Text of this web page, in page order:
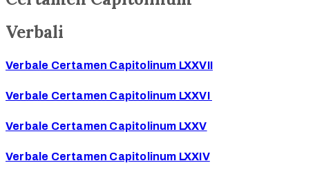
Verbali
Verbale Certamen Capitolinum LXXVII
Verbale Certamen Capitolinum LXXVI
Verbale Certamen Capitolinum LXXV
Verbale Certamen Capitolinum LXXIV